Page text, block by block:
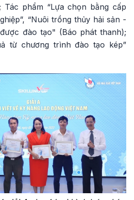
Tác phẩm “Lựa chọn bằng cấp
“Nuôi trồng thủy hải sản -
đào tạo" (Báo phát thanh);
từ chương trình đào tạo kép”